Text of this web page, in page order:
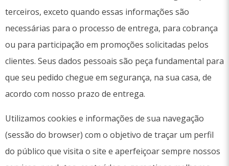
terceiros, exceto quando essas informações são
necessárias para o processo de entrega, para cobrança
ou para participação em promoções solicitadas pelos
clientes. Seus dados pessoais são peça fundamental para
que seu pedido chegue em segurança, na sua casa, de
acordo com nosso prazo de entrega.
Utilizamos cookies e informações de sua navegação
(sessão do browser) com o objetivo de traçar um perfil
do público que visita o site e aperfeiçoar sempre nossos